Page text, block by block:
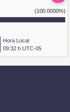
(100.0000%)
Hora Local
09:32 h UTC-05